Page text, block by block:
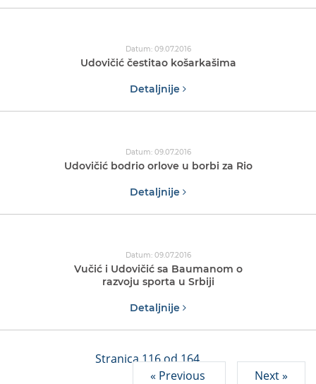
Datum: 09.07.2016
Udovičić čestitao košarkašima
Detaljnije
Datum: 09.07.2016
Udovičić bodrio orlove u borbi za Rio
Detaljnije
Datum: 09.07.2016
Vučić i Udovičić sa Baumanom o
razvoju sporta u Srbiji
Detaljnije
Stranica 116 od 164
« Previous
Next »